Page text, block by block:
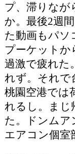
プ、滞りなが
か。最後2週
た動画もパソ
プーケットか
過激で疲れた
れず。それで
桃園空港では
れるし。まじ
た。ドンムア
エアコン個室